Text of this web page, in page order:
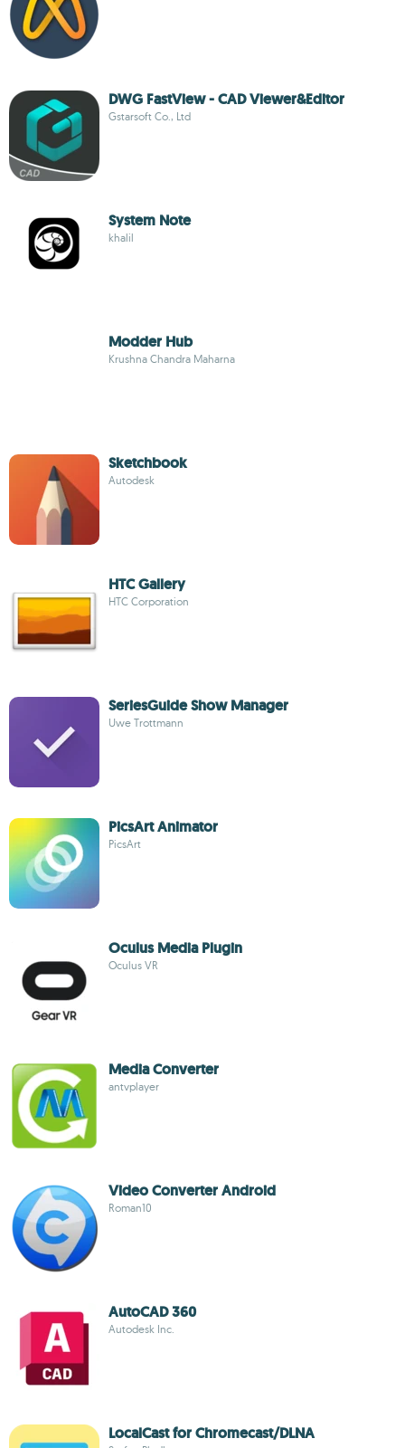
DWG FastView - CAD Viewer&Editor
Gstarsoft Co., Ltd
System Note
khalil
Modder Hub
Krushna Chandra Maharna
Sketchbook
Autodesk
HTC Gallery
HTC Corporation
SeriesGuide Show Manager
Uwe Trottmann
PicsArt Animator
PicsArt
Oculus Media Plugin
Oculus VR
Media Converter
antvplayer
Video Converter Android
Roman10
AutoCAD 360
Autodesk Inc.
LocalCast for Chromecast/DLNA